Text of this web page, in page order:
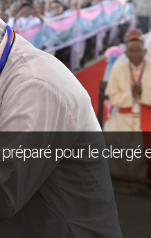
pour le clergé